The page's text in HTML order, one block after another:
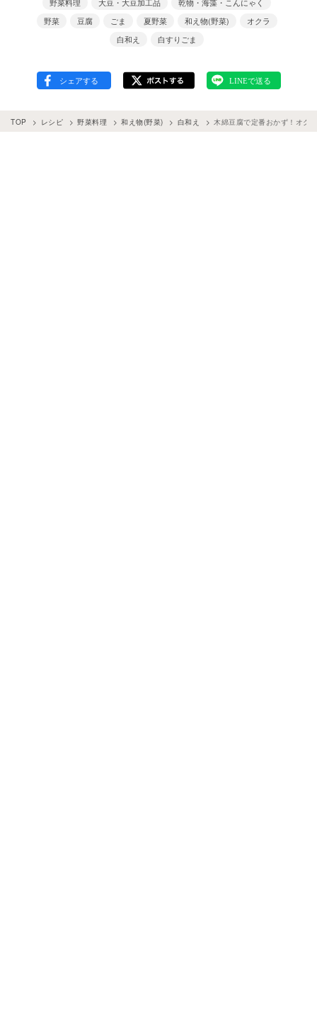
野菜
豆腐 ごま 夏野菜 和え物(野菜)
オクラ
白和え
白すりごま
TOP レシピ 野菜料理 和え物(野菜) 白和え 木綿豆腐で定番おかず！オク